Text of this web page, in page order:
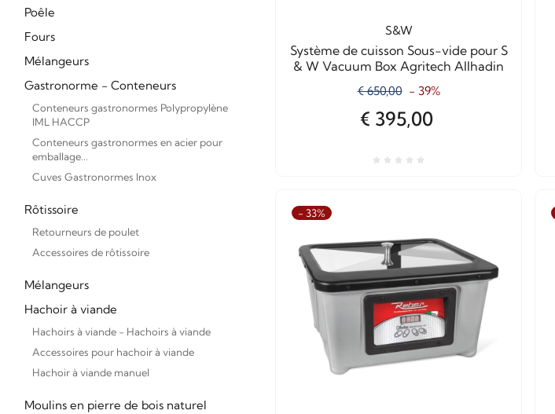
Poêle
Fours
Mélangeurs
Gastronorme - Conteneurs
Conteneurs gastronormes Polypropylène
IML HACCP
Conteneurs gastronormes en acier pour
emballage...
Cuves Gastronormes Inox
Rôtissoire
Retourneurs de poulet
Accessoires de rôtissoire
Mélangeurs
Hachoir à viande
Hachoirs à viande - Hachoirs à viande
Accessoires pour hachoir à viande
Hachoir à viande manuel
Moulins en pierre de bois naturel
S&W
Système de cuisson Sous-vide pour S
& W Vacuum Box Agritech Allhadin
€ 650,00 - 39%
€ 395,00
- 33%